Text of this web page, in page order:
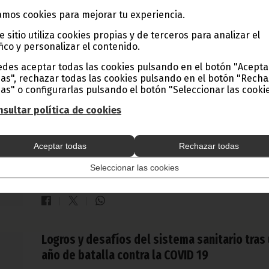
cookies para mejorar tu experiencia.
sitio utiliza cookies propias y de terceros para analizar el
y personalizar el contenido.
aceptar todas las cookies pulsando en el botón
rechazar todas las cookies pulsando en el botón
o configurarlas pulsando el botón "Seleccionar las
política de cookies
Aceptar todas Rechazar todas
Seleccionar las cookies
Noticias Gobierno COVID-19
Se prorroga el cierre de centros públicos y
privados en Malabo, Bata y barrios
marzo 16, 2021
Viceprimer Ministro y Ministro de Educación, en el que se
informa sobre la prórroga del cierre de centros públicos y
privados en Malabo, Bata y barrios adyacentes.
texto completo de dicho comunicado.
Logros y desafíos del sistema sanitario tras
año de batalla contra la COVID 19